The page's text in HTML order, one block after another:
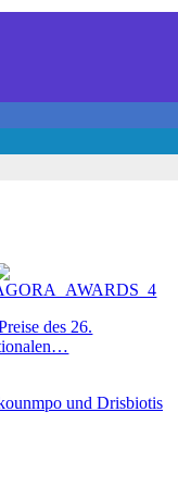
des 26.
und Drisbiotis